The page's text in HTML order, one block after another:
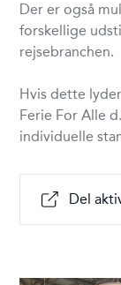
Der er også
forskellige
rejsebranchen.
Hvis dette
Ferie For Alle
individuelle
Del